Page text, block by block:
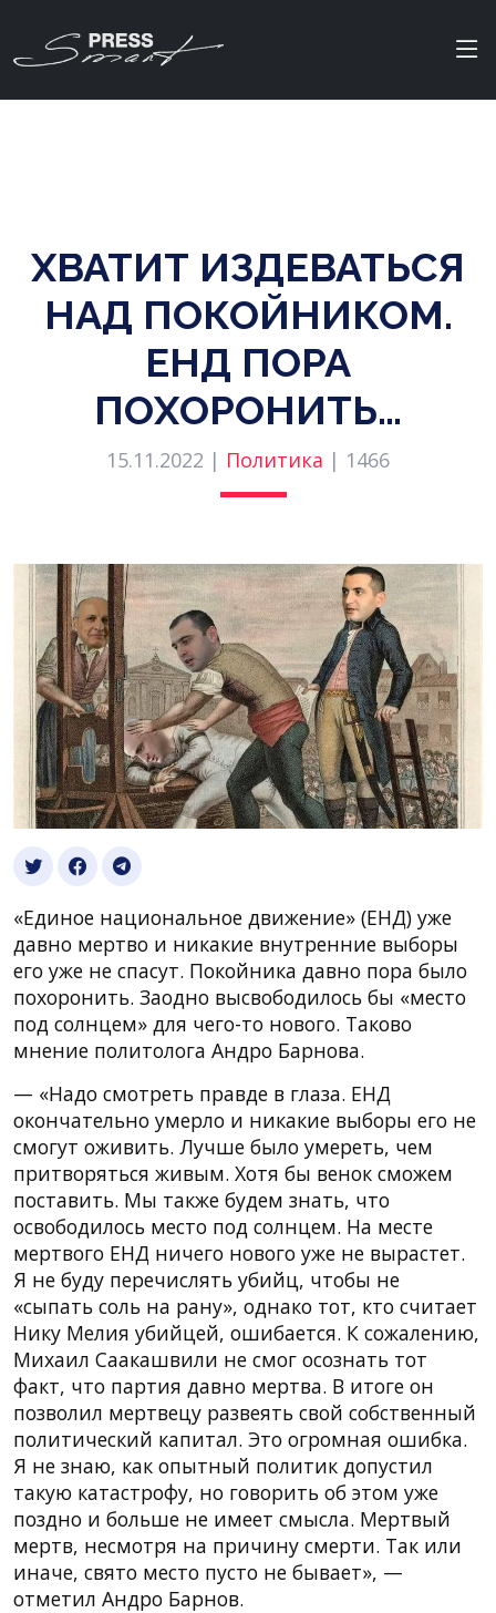
ХВАТИТ ИЗДЕВАТЬСЯ
НАД ПОКОЙНИКОМ.
ЕНД ПОРА
ПОХОРОНИТЬ…
15.11.2022 | Политика | 1466
«Единое национальное движение» (ЕНД) уже
давно мертво и никакие внутренние выборы
его уже не спасут. Покойника давно пора было
похоронить. Заодно высвободилось бы «место
под солнцем» для чего-то нового. Таково
мнение политолога Андро Барнова.
— «Надо смотреть правде в глаза. ЕНД
окончательно умерло и никакие выборы его не
смогут оживить. Лучше было умереть, чем
притворяться живым. Хотя бы венок сможем
поставить. Мы также будем знать, что
освободилось место под солнцем. На месте
мертвого ЕНД ничего нового уже не вырастет.
Я не буду перечислять убийц, чтобы не
«сыпать соль на рану», однако тот, кто считает
Нику Мелия убийцей, ошибается. К сожалению,
Михаил Саакашвили не смог осознать тот
факт, что партия давно мертва. В итоге он
позволил мертвецу развеять свой собственный
политический капитал. Это огромная ошибка.
Я не знаю, как опытный политик допустил
такую катастрофу, но говорить об этом уже
поздно и больше не имеет смысла. Мертвый
мертв, несмотря на причину смерти. Так или
иначе, свято место пусто не бывает», —
отметил Андро Барнов.